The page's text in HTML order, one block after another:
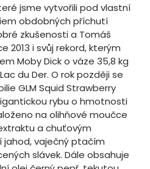
jsme vytvořili pod vlastní
obdobných příchutí
zkušenosti a Tomáš
2013 i svůj rekord, kterým
Moby Dick o váze 35,8 kg
du Der. O rok později se
GLM Squid Strawberry
rybu o hmotnosti
na olihňové moučce
a chuťovým
vaječný ptačím
slávek. Dále obsahuje